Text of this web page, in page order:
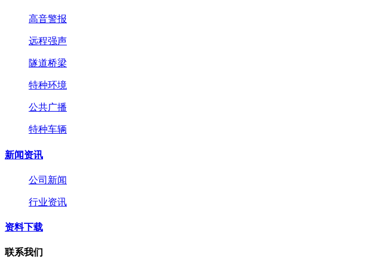
高音警报
远程强声
隧道桥梁
特种环境
公共广播
特种车辆
新闻资讯
公司新闻
行业资讯
资料下载
联系我们